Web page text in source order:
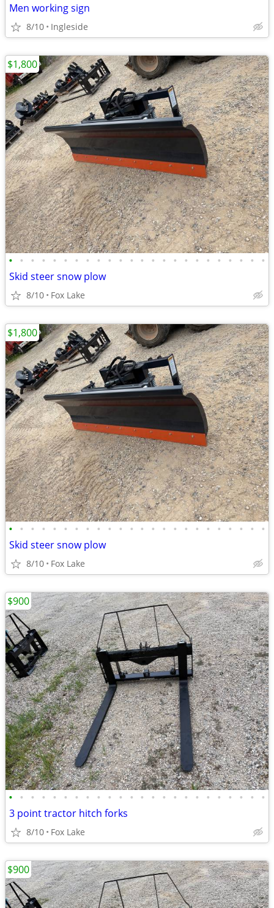
Men working sign
8/10 Ingleside
• • • • • • • • • • • • • • • • • • • • • • • •
Skid steer snow plow
8/10 Fox Lake
$1,800
• • • • • • • • • • • • • • • • • • • • • • • •
Skid steer snow plow
8/10 Fox Lake
$1,800
• • • • • • • • • • • • • • • • • • • • • • • •
3 point tractor hitch forks
8/10 Fox Lake
$900
$900